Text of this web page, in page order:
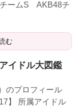
チームS AKB48チ
む
イドル大図鑑
のプロフィール
】 所属アイドル